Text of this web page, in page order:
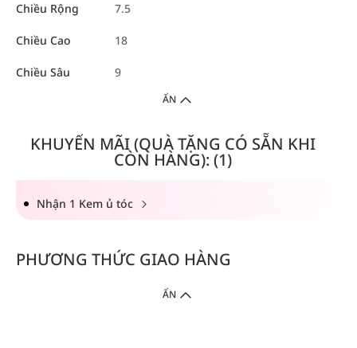
Chiều Rộng 7.5
Chiều Cao 18
Chiều Sâu 9
ẨN
KHUYẾN MÃI (QUÀ TẶNG CÓ SẴN KHI
CÒN HÀNG): (1)
Nhận 1 Kem ủ tóc
PHƯƠNG THỨC GIAO HÀNG
ẨN